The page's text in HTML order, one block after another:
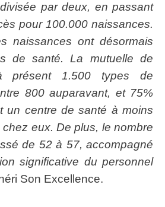
par deux, en passant
pour 100.000 naissances.
naissances ont désormais
de santé. La mutuelle de
présent 1.500 types de
800 auparavant, et 75%
un centre de santé à moins
eux. De plus, le nombre
de 52 à 57, accompagné
significative du personnel
Son Excellence.